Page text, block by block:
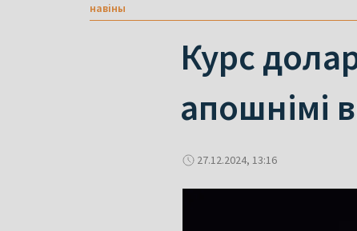
навіны
Курс
апошнімі
27.12.2024, 13:16